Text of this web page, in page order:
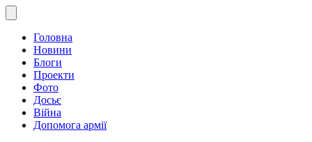
Головна
Новини
Блоги
Проекти
Фото
Досьє
Війна
Допомога армії